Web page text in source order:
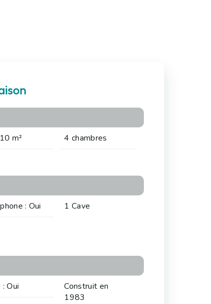
m²
4 chambres
: Oui 1 Cave
: Oui
Construit en
1983